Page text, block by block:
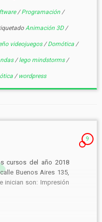
/Programación /
Animación 3D /
videojuegos /Domótica /
/lego mindstorms /
/wordpress
9
cursos del año 2018
Buenos Aires 135,
inician son: Impresión